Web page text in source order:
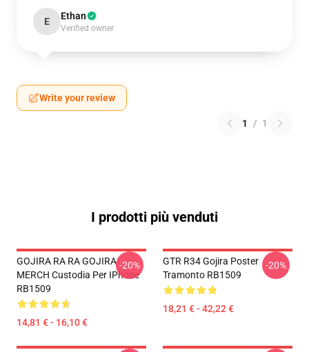
E Ethan
Verified owner
Write your review
1 / 1
I prodotti più venduti
GOJIRA RA RA GOJIRA
MERCH Custodia Per IPhone
RB1509
14,81 € - 16,10 €
-20%
GTR R34 Gojira Poster
Tramonto RB1509
18,21 € - 42,22 €
-20%